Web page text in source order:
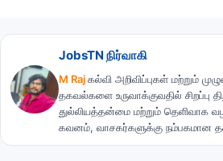
JobsTN நிர்வாகி
M Rajகல்வி அறிவிப்புகள் மற்றும்
தகவல்களை உருவாக்குவதில் சிறப்பு
துல்லியத்தன்மை மற்றும் தெளிவாக
கவனம், வாசகர்களுக்கு நம்பகமான